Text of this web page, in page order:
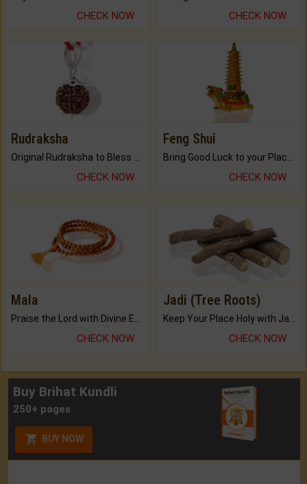
CHECK NOW CHECK NOW
Rudraksha
CHECK NOW
Feng Shui
CHECK NOW
Mala
CHECK NOW
Jadi (Tree Roots)
CHECK NOW
Buy Brihat Kundli
250+ pages
BUY NOW